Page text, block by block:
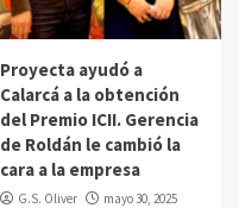
Proyecta ayudó a
Calarcá a la obtención
del Premio ICII. Gerencia
de Roldán le cambió la
cara a la empresa
G.S. Oliver mayo 30, 2025